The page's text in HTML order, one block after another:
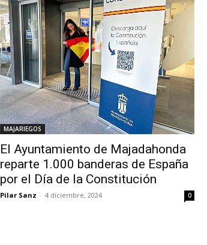
MAJARIEGOS
El Ayuntamiento de Majadahonda
reparte 1.000 banderas de España
por el Día de la Constitución
Pilar Sanz - 4 diciembre, 2024 0